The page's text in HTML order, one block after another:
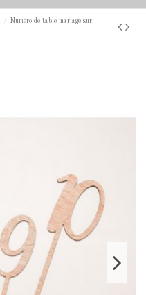
Numéro de table mariage sur